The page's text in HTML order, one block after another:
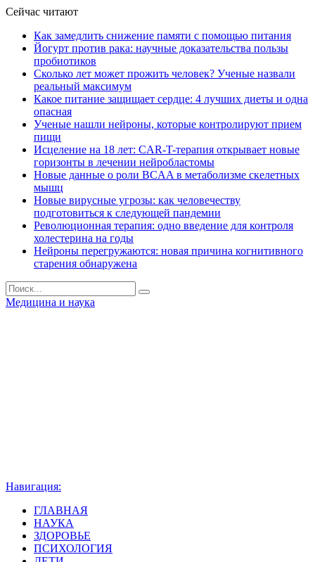
Сейчас читают
Как замедлить снижение памяти с помощью питания
Йогурт против рака: научные доказательства пользы
пробиотиков
Сколько лет может прожить человек? Ученые назвали
реальный максимум
Какое питание защищает сердце: 4 лучших диеты и одна
опасная
Ученые нашли нейроны, которые контролируют прием
пищи
Исцеление на 18 лет: CAR-T-терапия открывает новые
горизонты в лечении нейробластомы
Новые данные о роли BCAA в метаболизме скелетных
мышц
Новые вирусные угрозы: как человечеству
подготовиться к следующей пандемии
Революционная терапия: одно введение для контроля
холестерина на годы
Нейроны перегружаются: новая причина когнитивного
старения обнаружена
Медицина и наука
Навигация:
ГЛАВНАЯ
НАУКА
ЗДОРОВЬЕ
ПСИХОЛОГИЯ